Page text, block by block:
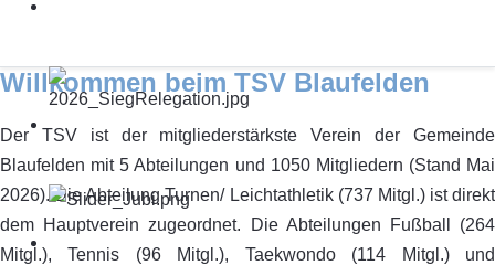
Willkommen beim TSV Blaufelden
Der TSV ist der mitgliederstärkste Verein der Gemeinde
Blaufelden mit 5 Abteilungen und 1050 Mitgliedern (Stand Mai
2026). Die Abteilung Turnen/ Leichtathletik (737 Mitgl.) ist direkt
dem Hauptverein zugeordnet. Die Abteilungen Fußball (264
Mitgl.), Tennis (96 Mitgl.), Taekwondo (114 Mitgl.) und